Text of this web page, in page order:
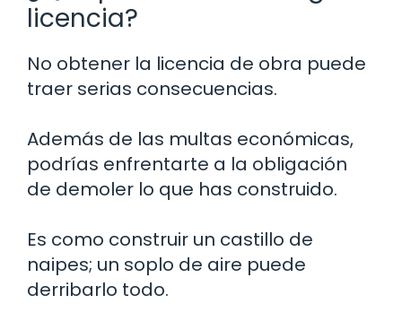
licencia?
No obtener la licencia de obra puede
traer serias consecuencias.
Además de las multas económicas,
podrías enfrentarte a la obligación
de demoler lo que has construido.
Es como construir un castillo de
naipes; un soplo de aire puede
derribarlo todo.